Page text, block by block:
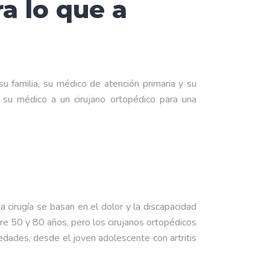
lo que a
familia, su médico de atención primaria y su
médico a un cirujano ortopédico para una
se basan en el dolor y la discapacidad
50 y 80 años, pero los cirujanos ortopédicos
desde el joven adolescente con artritis